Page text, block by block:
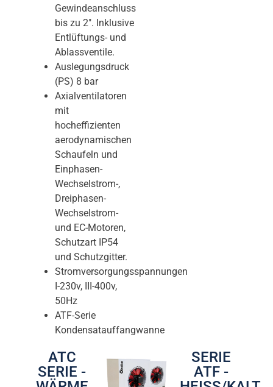
Gewindeanschluss
bis zu 2″. Inklusive
Entlüftungs- und
Ablassventile.
Auslegungsdruck
(PS) 8 bar
Axialventilatoren
mit
hocheffizienten
aerodynamischen
Schaufeln und
Einphasen-
Wechselstrom-,
Dreiphasen-
Wechselstrom-
und EC-Motoren,
Schutzart IP54
und Schutzgitter.
Stromversorgungsspannungen
I-230v, III-400v,
50Hz
ATF-Serie
Kondensatauffangwanne
ATC
SERIE -
SERIE
ATF -